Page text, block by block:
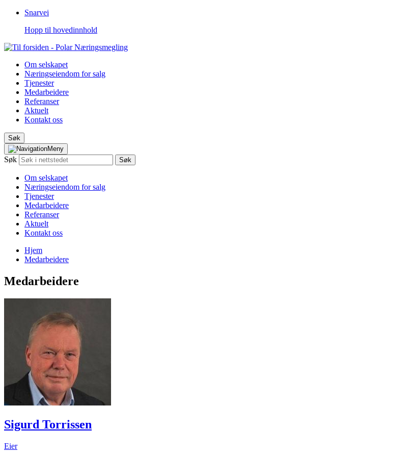
Snarvei
Hopp til hovedinnhold
Om selskapet
Næringseiendom for salg
Tjenester
Medarbeidere
Referanser
Aktuelt
Kontakt oss
Søk
Meny
Søk Søk
Om selskapet
Næringseiendom for salg
Tjenester
Medarbeidere
Referanser
Aktuelt
Kontakt oss
Hjem
Medarbeidere
Medarbeidere
Sigurd Torrissen
Eier